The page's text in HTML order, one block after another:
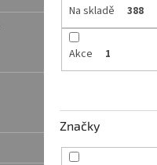
Na skladě 388
Akce 1
Značky